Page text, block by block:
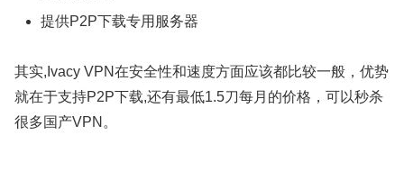
提供P2P下载专用服务器
其实,Ivacy VPN在安全性和速度方面应该都比较一般，优势
就在于支持P2P下载,还有最低1.5刀每月的价格，可以秒杀
很多国产VPN。